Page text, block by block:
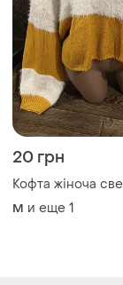
20 грн
Кофта жіноча
M и еще 1